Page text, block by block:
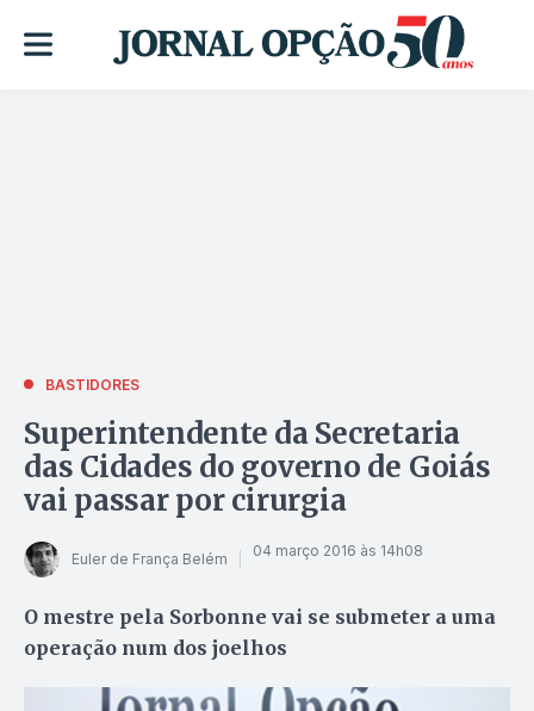
BASTIDORES
Superintendente da Secretaria
das Cidades do governo de Goiás
vai passar por cirurgia
Euler de França Belém 04 março 2016 às 14h08
O mestre pela Sorbonne vai se submeter a uma
operação num dos joelhos